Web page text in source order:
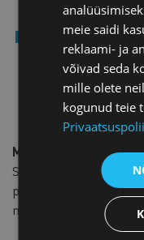
Plaanitavate
osutajatel
tunnuskoodi
Millal jõustuvad
Seadus jõustub
pärast Riigi Teatajas
muudatused jõustuvad.
meie saidi
reklaami- ja
võivad seda
mille olete
kogunud teie